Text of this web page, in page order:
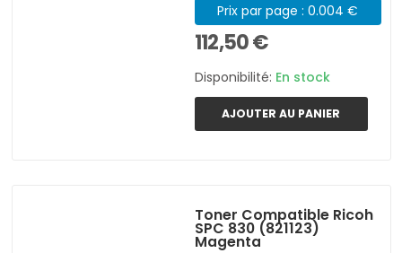
Prix par page : 0.004 €
112,50 €
Disponibilité: En stock
AJOUTER AU PANIER
Toner Compatible Ricoh
SPC 830 (821123)
Magenta